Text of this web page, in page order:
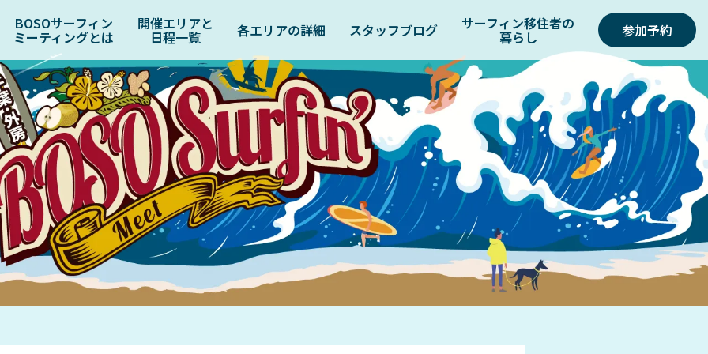
BOSOサーフィン
ミーティングとは
開催エリアと
日程一覧 各エリアの詳細 スタッフブログ サーフィン移住者の
暮らし 参加予約